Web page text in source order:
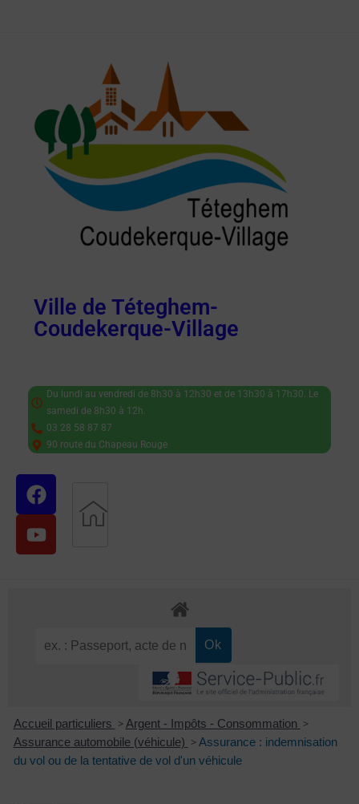
Ville de Téteghem-
Coudekerque-Village
Du lundi au vendredi de 8h30 à 12h30 et de 13h30 à 17h30. Le
samedi de 8h30 à 12h.
03 28 58 87 87
90 route du Chapeau Rouge
Accueil particuliers > Argent - Impôts - Consommation >
Assurance automobile (véhicule) > Assurance : indemnisation
du vol ou de la tentative de vol d'un véhicule